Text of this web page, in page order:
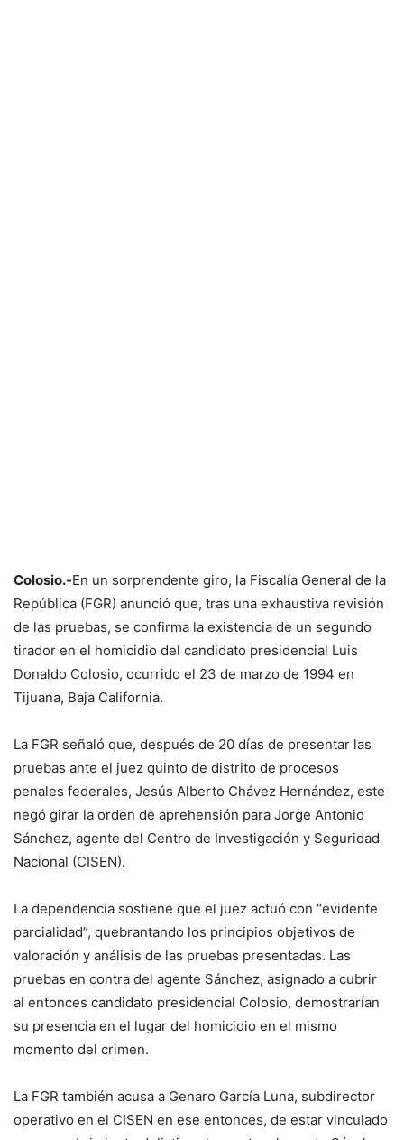
Colosio.-En un sorprendente giro, la Fiscalía General de la
República (FGR) anunció que, tras una exhaustiva revisión
de las pruebas, se confirma la existencia de un segundo
tirador en el homicidio del candidato presidencial Luis
Donaldo Colosio, ocurrido el 23 de marzo de 1994 en
Tijuana, Baja California.
La FGR señaló que, después de 20 días de presentar las
pruebas ante el juez quinto de distrito de procesos
penales federales, Jesús Alberto Chávez Hernández, este
negó girar la orden de aprehensión para Jorge Antonio
Sánchez, agente del Centro de Investigación y Seguridad
Nacional (CISEN).
La dependencia sostiene que el juez actuó con “evidente
parcialidad”, quebrantando los principios objetivos de
valoración y análisis de las pruebas presentadas. Las
pruebas en contra del agente Sánchez, asignado a cubrir
al entonces candidato presidencial Colosio, demostrarían
su presencia en el lugar del homicidio en el mismo
momento del crimen.
La FGR también acusa a Genaro García Luna, subdirector
operativo en el CISEN en ese entonces, de estar vinculado